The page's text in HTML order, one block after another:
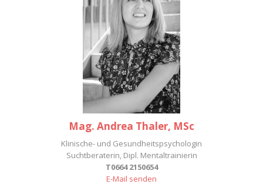
Mag. Andrea Thaler, MSc
Klinische- und Gesundheitspsychologin
Suchtberaterin, Dipl. Mentaltrainierin
T0664 2150654
E-Mail senden